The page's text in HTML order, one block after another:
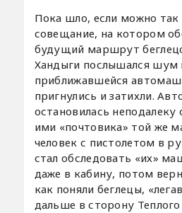
Пока шло, если можно так
совещание, на котором
будущий маршрут
Хандыги послышался шум
приближавшейся
пригнулись и затихли.
остановилась
ими «почтовика» той же
человек с пистолетом в
стал обследовать «их»
даже в кабину, потом
как поняли беглецы,
дальше в сторону